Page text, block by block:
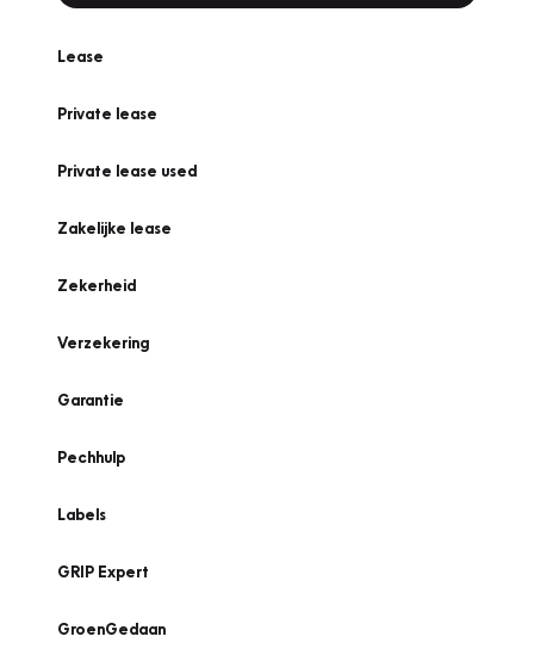
Lease
Private lease
Private lease used
Zakelijke lease
Zekerheid
Verzekering
Garantie
Pechhulp
Labels
GRIP Expert
GroenGedaan